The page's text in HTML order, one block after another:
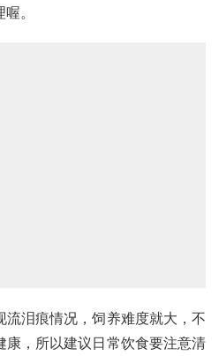
。
流泪痕情况，饲养难度就大，不
，所以建议日常饮食要注意清